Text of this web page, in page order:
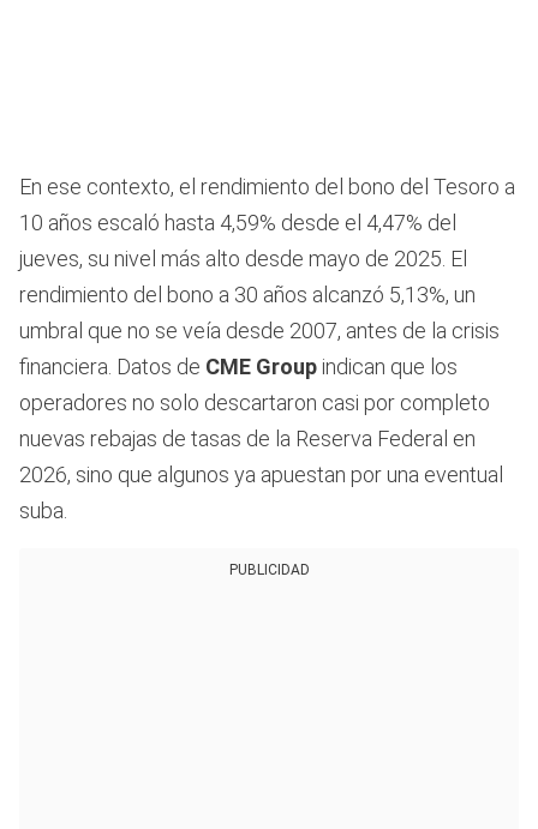
En ese contexto, el rendimiento del bono del Tesoro a
10 años escaló hasta 4,59% desde el 4,47% del
jueves, su nivel más alto desde mayo de 2025. El
rendimiento del bono a 30 años alcanzó 5,13%, un
umbral que no se veía desde 2007, antes de la crisis
financiera. Datos de CME Group indican que los
operadores no solo descartaron casi por completo
nuevas rebajas de tasas de la Reserva Federal en
2026, sino que algunos ya apuestan por una eventual
suba.
PUBLICIDAD